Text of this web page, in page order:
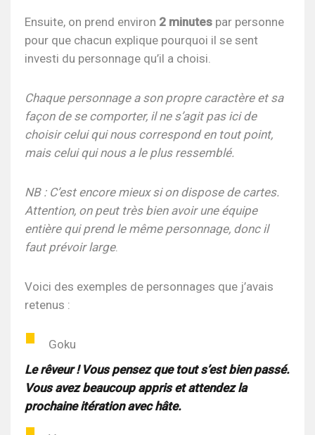
Ensuite, on prend environ 2 minutes par personne
pour que chacun explique pourquoi il se sent
investi du personnage qu’il a choisi.
Chaque personnage a son propre caractère et sa
façon de se comporter, il ne s’agit pas ici de
choisir celui qui nous correspond en tout point,
mais celui qui nous a le plus ressemblé.
NB : C’est encore mieux si on dispose de cartes.
Attention, on peut très bien avoir une équipe
entière qui prend le même personnage, donc il
faut prévoir large.
Voici des exemples de personnages que j’avais
retenus :
Goku
Le rêveur ! Vous pensez que tout s’est bien passé.
Vous avez beaucoup appris et attendez la
prochaine itération avec hâte.